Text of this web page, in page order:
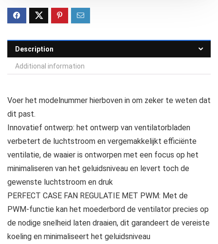
Description
Additional information
Voer het modelnummer hierboven in om zeker te weten dat
dit past.
Innovatief ontwerp: het ontwerp van ventilatorbladen
verbetert de luchtstroom en vergemakkelijkt efficiënte
ventilatie, de waaier is ontworpen met een focus op het
minimaliseren van het geluidsniveau en levert toch de
gewenste luchtstroom en druk
PERFECT CASE FAN REGULATIE MET PWM: Met de
PWM-functie kan het moederbord de ventilator precies op
de nodige snelheid laten draaien, dit garandeert de vereiste
koeling en minimaliseert het geluidsniveau